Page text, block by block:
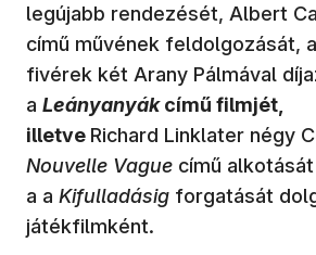
legújabb rendezését, Albert
című művének feldolgozását,
fivérek két Arany Pálmával
a Leányanyákcímű filmjét,
illetve Richard Linklater négy
Nouvelle Vague című
a a Kifulladásig forgatását
játékfilmként.